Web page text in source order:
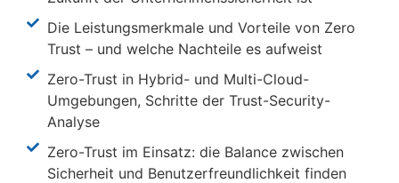
Die Leistungsmerkmale und Vorteile von Zero
Trust – und welche Nachteile es aufweist
Zero-Trust in Hybrid- und Multi-Cloud-
Umgebungen, Schritte der Trust-Security-
Analyse
Zero-Trust im Einsatz: die Balance zwischen
Sicherheit und Benutzerfreundlichkeit finden